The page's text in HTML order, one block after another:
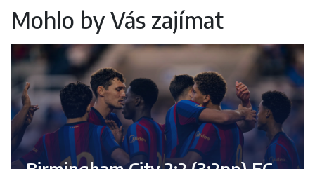
Mohlo by Vás zajímat